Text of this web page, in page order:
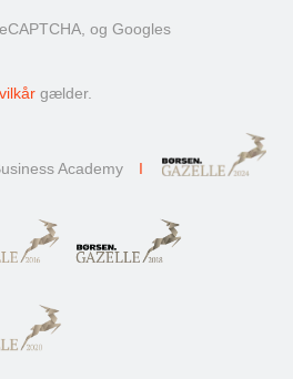
og Googles
gælder.
Academy I